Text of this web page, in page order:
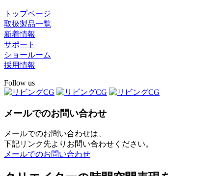
トップページ
取扱製品一覧
新着情報
サポート
ショールーム
採用情報
Follow us
メールでのお問い合わせ
メールでのお問い合わせは、
下記リンク先よりお問い合わせください。
メールでのお問い合わせ